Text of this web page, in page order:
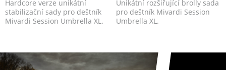
Hardcore verze unikátní
stabilizační sady pro deštník
Mivardi Session Umbrella XL.
Unikátní rozšiřující brolly sada
pro deštník Mivardi Session
Umbrella XL.